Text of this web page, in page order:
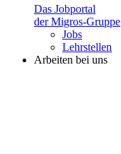
Das Jobportal
der Migros-Gruppe
Jobs
Lehrstellen
Arbeiten bei uns